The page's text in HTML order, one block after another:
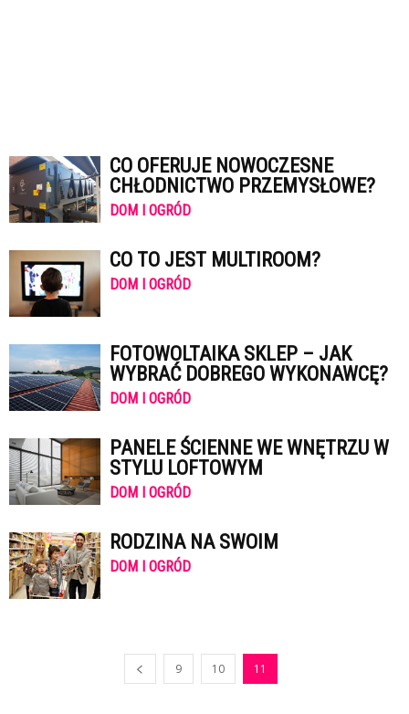
CO OFERUJE NOWOCZESNE
CHŁODNICTWO PRZEMYSŁOWE?
DOM I OGRÓD
CO TO JEST MULTIROOM?
DOM I OGRÓD
FOTOWOLTAIKA SKLEP – JAK
WYBRAĆ DOBREGO WYKONAWCĘ?
DOM I OGRÓD
PANELE ŚCIENNE WE WNĘTRZU W
STYLU LOFTOWYM
DOM I OGRÓD
RODZINA NA SWOIM
DOM I OGRÓD
9 10 11